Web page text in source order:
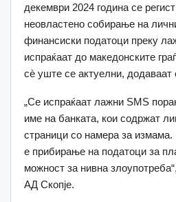
декември 2024 година се
неовластено собирање на
финансиски податоци преку
испраќаат до македонските
сè уште се актуелни, додаваат
„Се испраќаат лажни SMS
име на банката, кои содржат
страници со намера за
е прибирање на податоци за
можност за нивна
АД Скопје.